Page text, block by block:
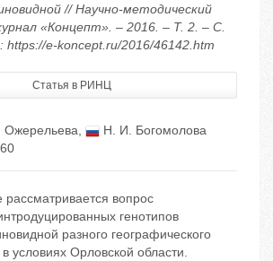
// Научно-методический
«Концепт». – 2016. – Т. 2. – С.
https://e-koncept.ru/2016/46142.htm
Статья в РИНЦ
Ожерельева,
Н. И. Богомолова
рассматривается вопрос
генотипов
разного географического
условиях Орловской области.